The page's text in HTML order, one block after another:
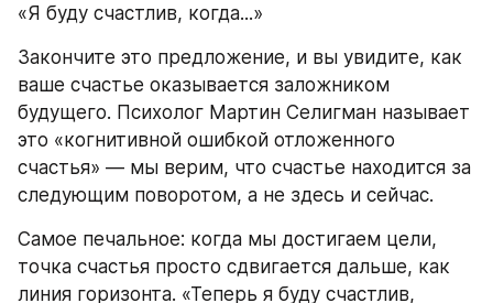
«Я буду счастлив, когда...»
Закончите это предложение, и вы увидите, как
ваше счастье оказывается заложником
будущего. Психолог Мартин Селигман называет
это «когнитивной ошибкой отложенного
счастья» — мы верим, что счастье находится за
следующим поворотом, а не здесь и сейчас.
Самое печальное: когда мы достигаем цели,
точка счастья просто сдвигается дальше, как
линия горизонта. «Теперь я буду счастлив,